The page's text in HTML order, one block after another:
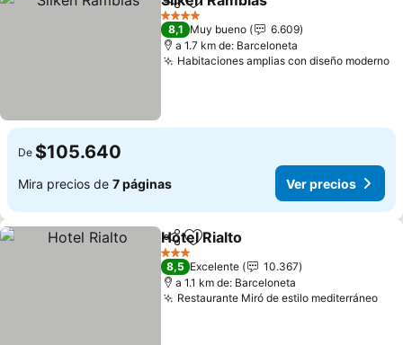
CompartirAgregar a favoritos
4 Estrellas
8,1 Muy bueno
6.609
a 1.7 km de: Barceloneta
Habitaciones amplias con diseño moderno
De $105.640
Mira precios de 7 páginas Ver precios
CompartirAgregar a favoritos
Hotel Rialto
3 Estrellas
8,5 Excelente
10.367
a 1.1 km de: Barceloneta
Restaurante Miró de estilo mediterráneo